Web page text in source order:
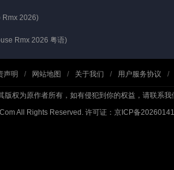
Rmx 2026)
Rmx 2026 粤语)
声明 / 网站地图 / 关于我们 / 用户服务协议 /
版权为原作者所有，如有侵犯到你的权益，请联系我
All Rights Reserved. 许可证：京ICP备